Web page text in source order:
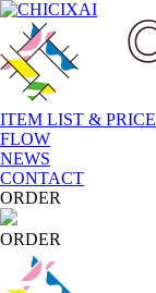
ITEM LIST & PRICE
FLOW
NEWS
CONTACT
ORDER
ORDER